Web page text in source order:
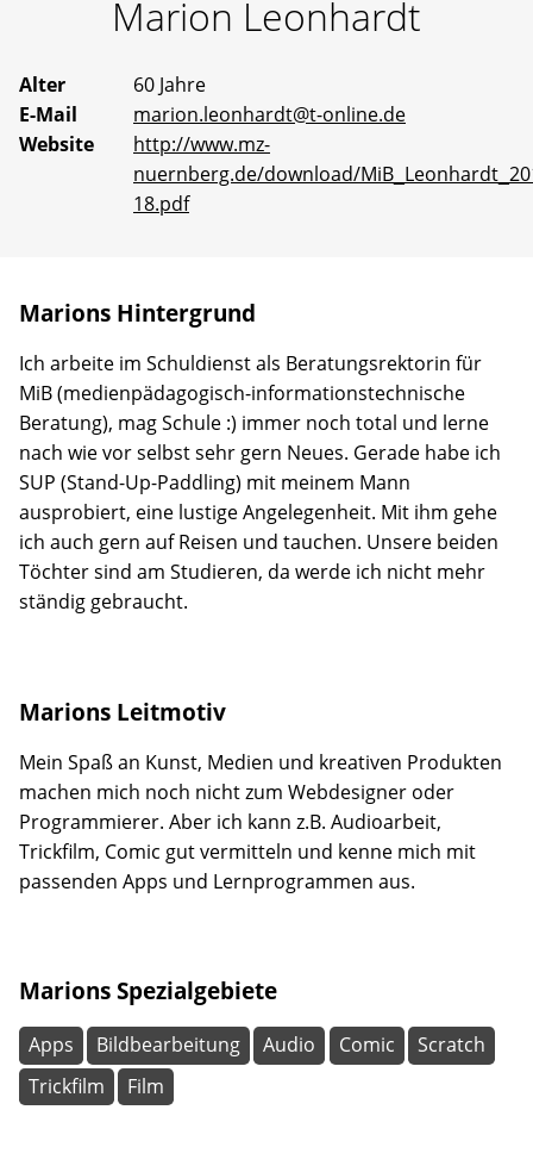
Erfahrene
Mentoren
bereit,
um
gemeinsam
an
Ideen
zu
arbeiten
Wirklichkeit
zu
lassen.
Marion Leonhardt
Alter
60 Jahre
E-Mail
marion.leonhardt@t-online.de
Website
http://www.mz-
nuernberg.de/download/
18.pdf
Marions Hintergrund
Ich arbeite im Schuldienst als Beratungsrektorin für
MiB (medienpädagogisch-informationstechnische
Beratung), mag Schule :) immer noch total und lerne
nach wie vor selbst sehr gern Neues. Gerade habe ich
SUP (Stand-Up-Paddling) mit meinem Mann
ausprobiert, eine lustige Angelegenheit. Mit ihm gehe
ich auch gern auf Reisen und tauchen. Unsere beiden
Töchter sind am Studieren, da werde ich nicht mehr
ständig gebraucht.
Marions Leitmotiv
Mein Spaß an Kunst, Medien und kreativen Produkten
machen mich noch nicht zum Webdesigner oder
Programmierer. Aber ich kann z.B. Audioarbeit,
Trickfilm, Comic gut vermitteln und kenne mich mit
passenden Apps und Lernprogrammen aus.
Marions Spezialgebiete
Apps Bildbearbeitung Audio Comic
Scratch
Trickfilm
Film